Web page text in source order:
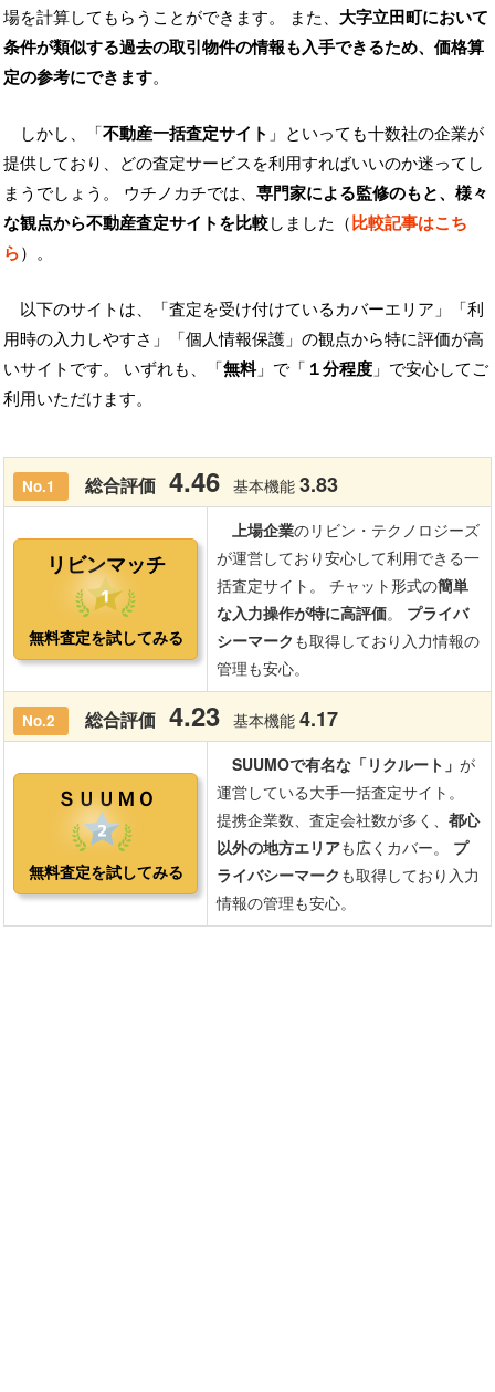
場を計算してもらうことができます。 また、 大字立田町において
条件が類似する過去の取引物件の情報も入手できるため、価格算
定の参考にできます。
しかし、「不動産一括査定サイト 」といっても十数社の企業が
提供しており、どの査定サービスを利用すればいいのか迷ってし
まうでしょう。 ウチノカチでは、 専門家による監修のもと、様々
な観点から不動産査定サイトを比較しました（比較記事はこち
ら）。
以下のサイトは、「査定を受け付けているカバーエリア」「利
用時の入力しやすさ」「個人情報保護」の観点から特に評価が高
いサイトです。 いずれも、「無料」で「 １分程度 」で安心してご
利用いただけます。